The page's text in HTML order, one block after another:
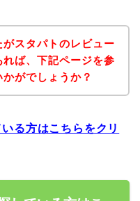
スタパトのレビュー
ば、下記ページを参
がでしょうか？
る方はこちらをクリ